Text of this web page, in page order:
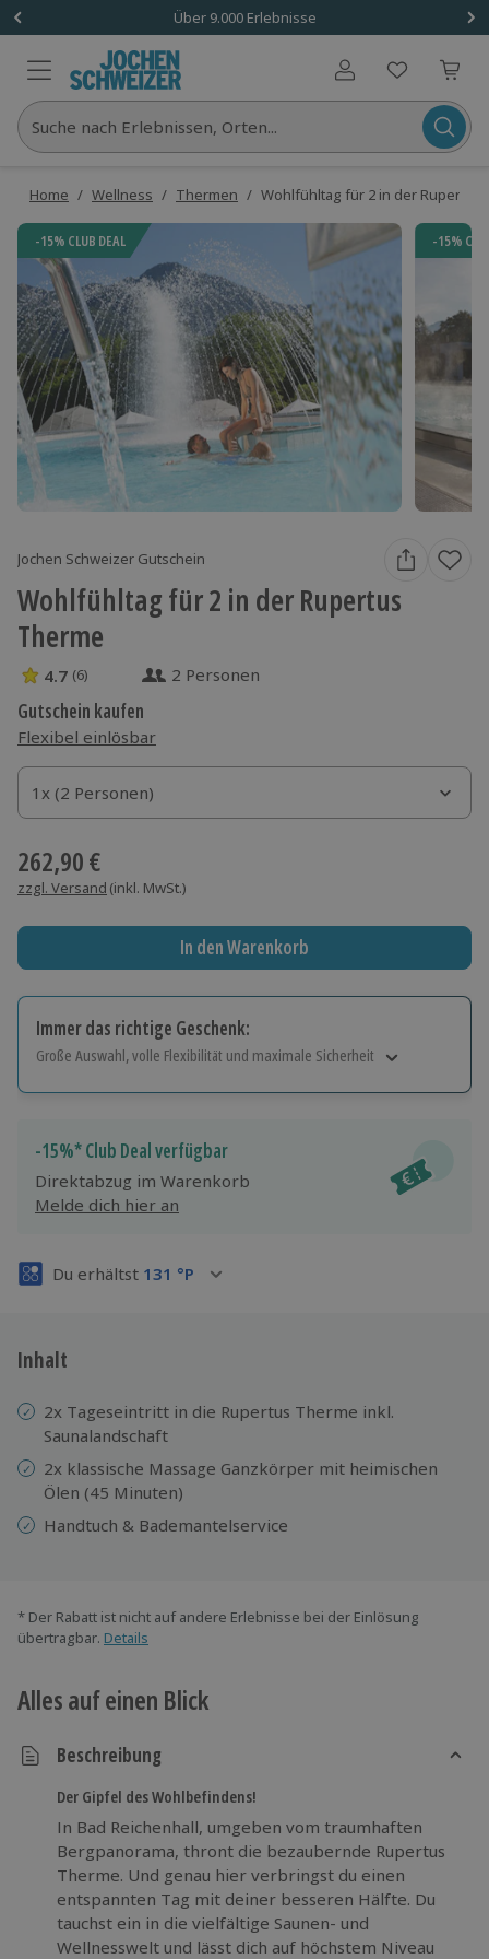
Über 9.000 Erlebnisse
Benutzerkonto
Suche nach Erlebnissen, Orten...
Home / Wellness / Thermen / Wohlfühltag für 2 in der Rupertus
-15% CLUB DEAL -15%
Jochen Schweizer Gutschein
Wohlfühltag für 2 in der Rupertus
Therme
4.7 Sterne von 5 aus 6 Bewertungen
4.7 (6) 2 Personen
Gutschein kaufen
Flexibel einlösbar
1x (2 Personen)
1x (2 Personen)
1x (2 Personen)
262,90 €
zzgl. Versand (inkl. MwSt.)
In den Warenkorb
Immer das richtige Geschenk:
Große Auswahl, volle Flexibilität und maximale Sicherheit
Jeder Gutschein für alle Erlebnisse einlösbar.
Maximale Sicherheit
3 Jahre gültig & verlängerbar.
-15%* Club Deal verfügbar
Direktabzug im Warenkorb
Melde dich hier an
Du erhältst 131 °P
Inhalt
2x Tageseintritt in die Rupertus Therme inkl.
Saunalandschaft
2x klassische Massage Ganzkörper mit heimischen
Ölen (45 Minuten)
Handtuch & Bademantelservice
* Der Rabatt ist nicht auf andere Erlebnisse bei der Einlösung
übertragbar. Details
Alles auf einen Blick
Beschreibung
Der Gipfel des Wohlbefindens!
In Bad Reichenhall, umgeben vom traumhaften
Bergpanorama, thront die bezaubernde Rupertus
Therme. Und genau hier verbringst du einen
entspannten Tag mit deiner besseren Hälfte. Du
tauchst ein in die vielfältige Saunen- und
Wellnesswelt und lässt dich auf höchstem Niveau